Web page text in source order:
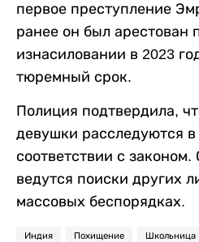
первое преступление
ранее он был арестован
изнасиловании в 2023
тюремный срок.
Полиция подтвердила,
девушки расследуются
соответствии с
ведутся поиски других
массовых беспорядках.
Индия Похищение Школьница